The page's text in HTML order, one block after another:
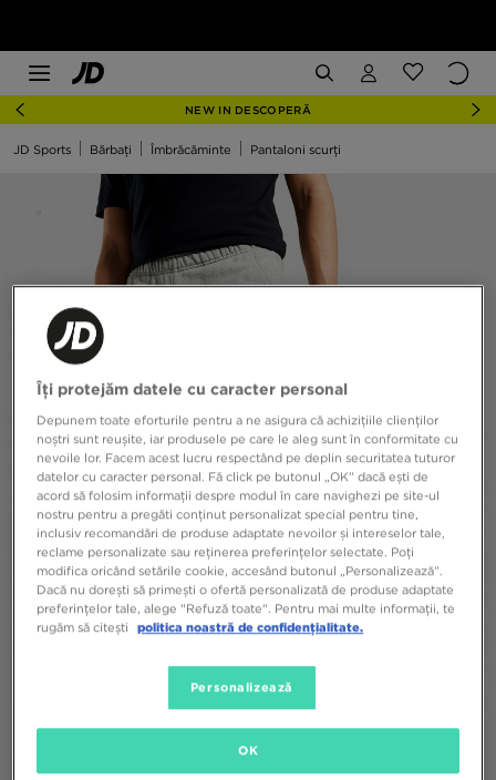
NEW IN DESCOPERĂ
JD Sports Bărbați Îmbrăcăminte Pantaloni scurți
Îți protejăm datele cu caracter personal
Depunem toate eforturile pentru a ne asigura că achizițiile clienților
noștri sunt reușite, iar produsele pe care le aleg sunt în conformitate cu
nevoile lor. Facem acest lucru respectând pe deplin securitatea tuturor
datelor cu caracter personal. Fă click pe butonul „OK” dacă ești de
acord să folosim informații despre modul în care navighezi pe site-ul
nostru pentru a pregăti conținut personalizat special pentru tine,
inclusiv recomandări de produse adaptate nevoilor și intereselor tale,
reclame personalizate sau reținerea preferințelor selectate. Poți
modifica oricând setările cookie, accesând butonul „Personalizează”.
Dacă nu dorești să primești o ofertă personalizată de produse adaptate
preferințelor tale, alege "Refuză toate". Pentru mai multe informații, te
rugăm să citești
politica noastră de confidențialitate.
Personalizează
OK